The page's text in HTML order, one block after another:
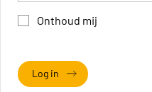
Onthoud mij
Log in